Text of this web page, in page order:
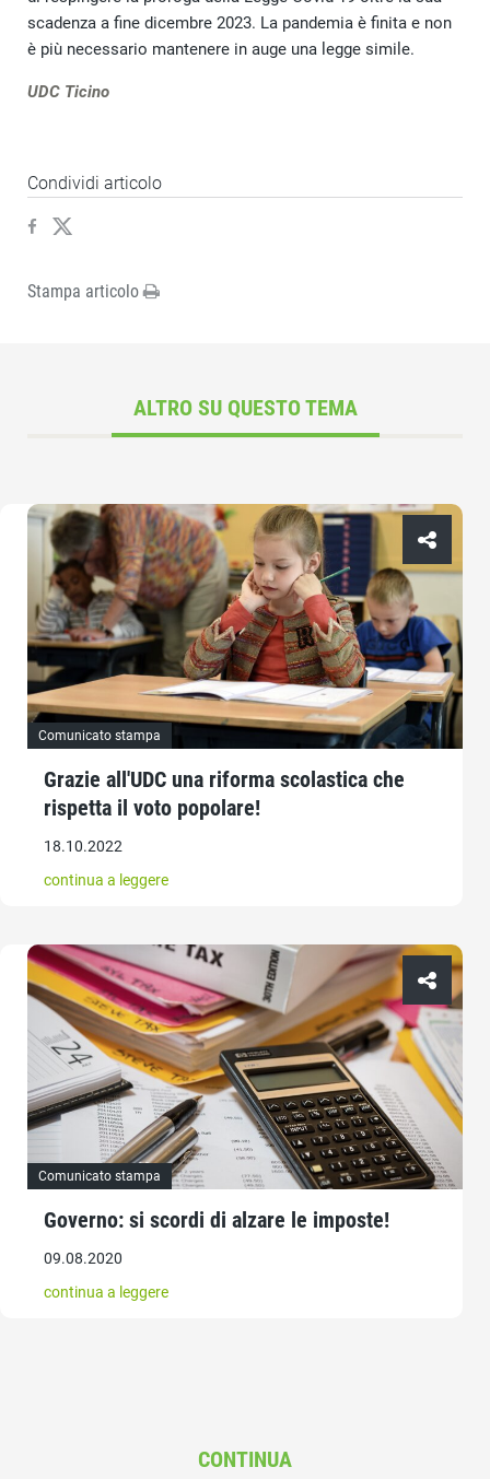
scadenza a fine dicembre 2023. La pandemia è finita e non
è più necessario mantenere in auge una legge simile.
UDC Ticino
Condividi articolo
Stampa articolo
ALTRO SU QUESTO TEMA
Comunicato stampa
Grazie all'UDC una riforma scolastica che
rispetta il voto popolare!
18.10.2022
continua a leggere
Comunicato stampa
Governo: si scordi di alzare le imposte!
09.08.2020
continua a leggere
CONTINUA